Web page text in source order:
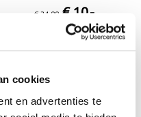
cookies
en advertenties te
€ 24 ,99 € 10,-